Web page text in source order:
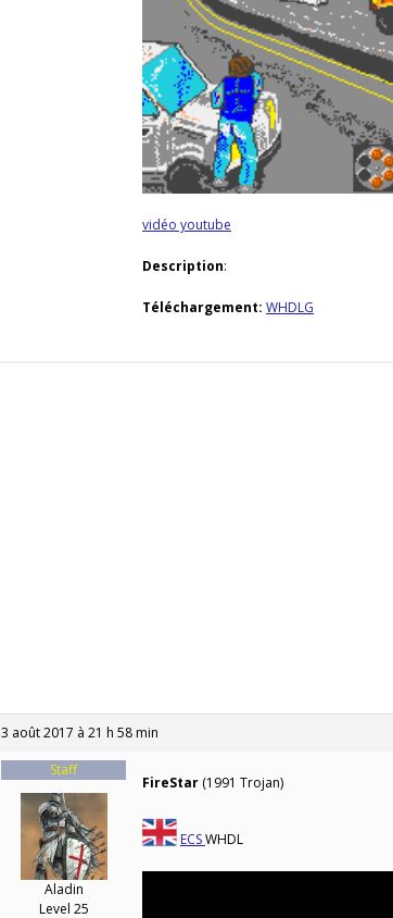
vidéo youtube
Description:
Téléchargement: WHDLG
3 août 2017 à 21 h 58 min
Staff
Aladin
Level 25
FireStar (1991 Trojan)
ECSWHDL